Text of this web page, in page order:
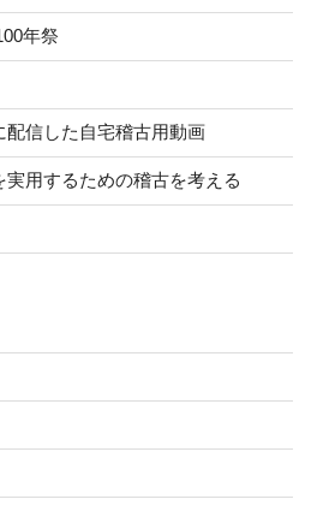
年祭
配信した自宅稽古用動画
実用するための稽古を考える